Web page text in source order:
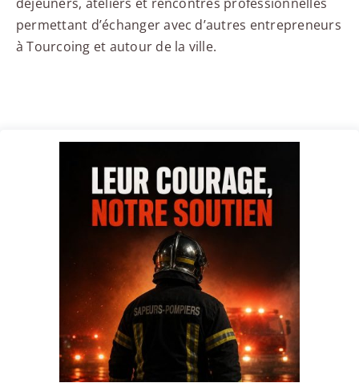
déjeuners, ateliers et rencontres professionnelles
permettant d’échanger avec d’autres entrepreneurs
à Tourcoing et autour de la ville.